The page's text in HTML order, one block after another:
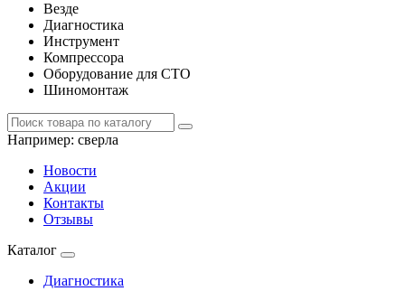
Везде
Диагностика
Инструмент
Компрессора
Оборудование для СТО
Шиномонтаж
Например: сверла
Новости
Акции
Контакты
Отзывы
Каталог
Диагностика